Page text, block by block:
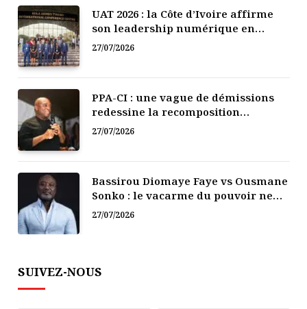
UAT 2026 : la Côte d’Ivoire affirme
son leadership numérique en
Afrique
27/07/2026
PPA-CI : une vague de démissions
redessine la recomposition
politique
27/07/2026
Bassirou Diomaye Faye vs Ousmane
Sonko : le vacarme du pouvoir ne
doit pas faire oublier les liens de la
Fraternité
27/07/2026
SUIVEZ-NOUS